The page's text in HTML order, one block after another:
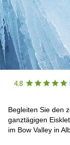
4.8
Begleiten Sie den
ganztägigen
im Bow Valley in